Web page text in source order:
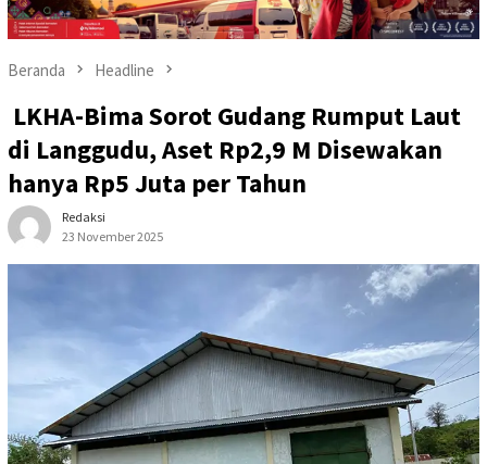
Beranda Headline
LKHA-Bima Sorot Gudang Rumput Laut
di Langgudu, Aset Rp2,9 M Disewakan
hanya Rp5 Juta per Tahun
Redaksi
23 November 2025